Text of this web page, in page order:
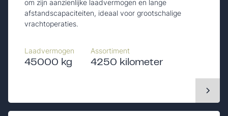
om zijn aanzienlijke laadvermogen en lange
afstandscapaciteiten, ideaal voor grootschalige
vrachtoperaties.
Laadvermogen
45000 kg
Assortiment
4250 kilometer